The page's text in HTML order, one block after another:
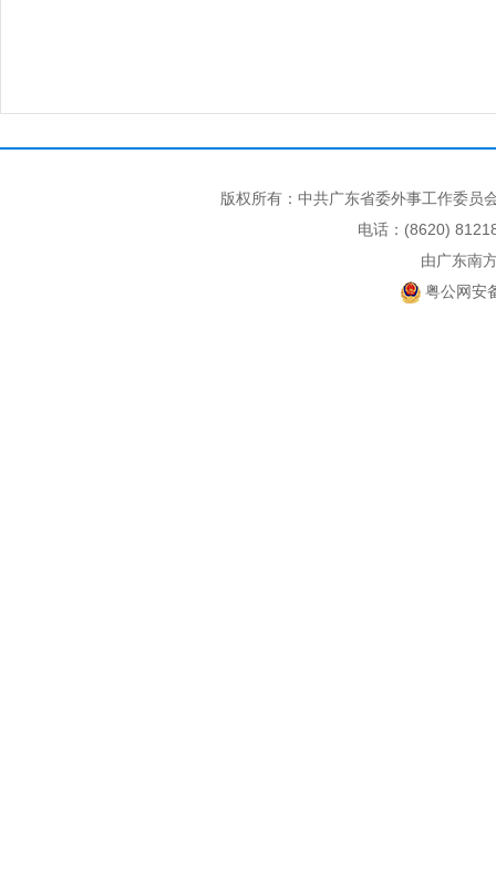
版权所有：中共广东省委外事工作委
电话：(8620)
由广东南
粤公网安